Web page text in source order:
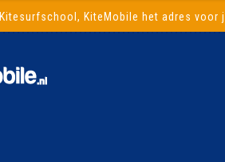
Kitesurfschool, KiteMobile het adres voor